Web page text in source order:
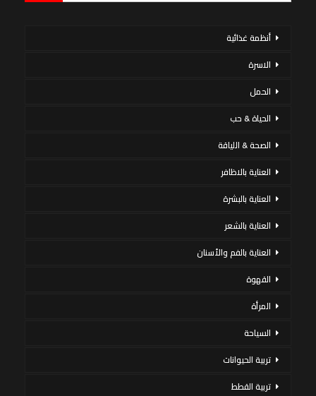
أنظمة غذائية
الاسرة
الحمل
الحياة & حب
الصحة & اللياقة
العناية بالاظافر
العناية بالبشرة
العناية بالشعر
العناية بالفم والأسنان
القهوة
المرأة
السياحة
تربية الحيوانات
تربية القطط